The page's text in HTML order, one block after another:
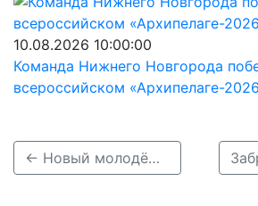
10.08.2026 10:00:00
Команда Нижнего Новгорода
всероссийском «Архипелаге-
← Новый молодёжный сквер создают на улице Комарова в Нижнем Новгороде